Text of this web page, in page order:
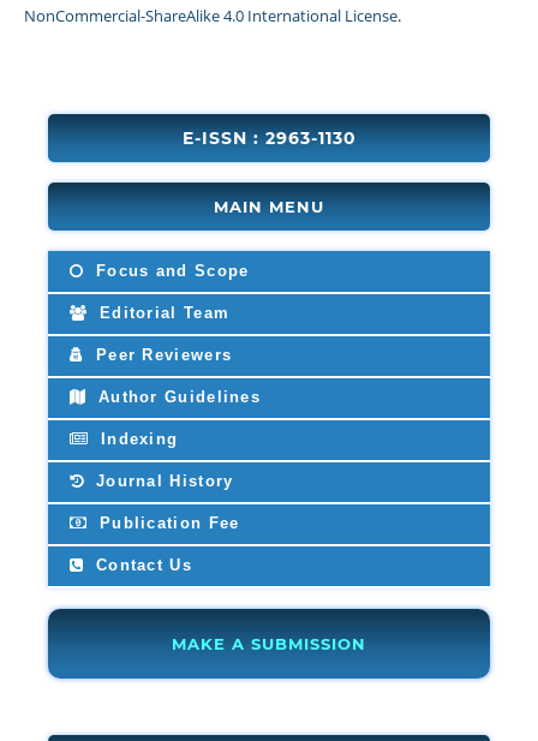
NonCommercial-ShareAlike 4.0 International License.
E-ISSN : 2963-1130
MAIN MENU
Focus and Scope
Editorial Team
Peer Reviewers
Author Guidelines
Indexing
Journal History
Publication Fee
Contact Us
MAKE A SUBMISSION